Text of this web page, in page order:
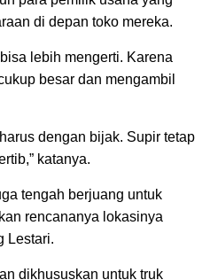
di depan toko mereka.
lebih mengerti. Karena
besar dan mengambil
dengan bijak. Supir tetap
katanya.
tengah berjuang untuk
rencananya lokasinya
Lestari.
dikhususkan untuk truk